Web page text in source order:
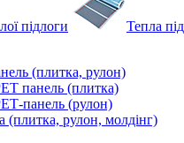
(плитка, рулон)
панель (плитка)
панель (рулон)
(плитка, рулон, молдінг)
підлоги Тепла